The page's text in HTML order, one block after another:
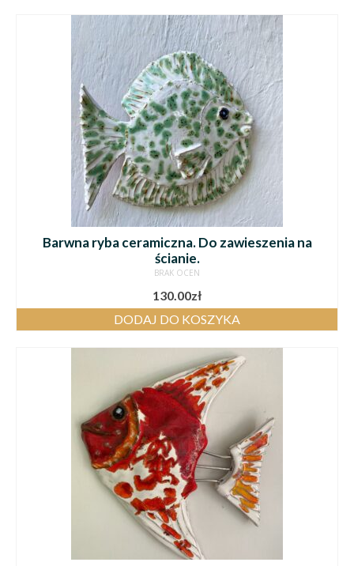
Barwna ryba ceramiczna. Do zawieszenia na
ścianie.
BRAK OCEN
130.00zł
DODAJ DO KOSZYKA